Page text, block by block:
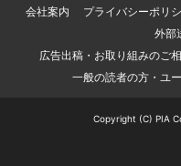
会社案内
プライバシーポリ
外部
広告出稿・お取り組みのご
一般の読者の方・ユ
Copyright (C) PIA